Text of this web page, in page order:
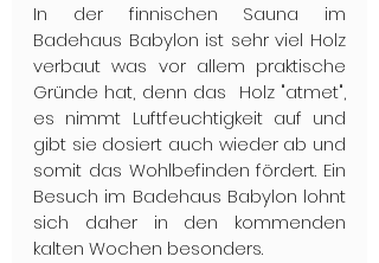
In der finnischen Sauna im
Badehaus Babylon ist sehr viel Holz
verbaut was vor allem praktische
Gründe hat, denn das  Holz "atmet",
es nimmt Luftfeuchtigkeit auf und
gibt sie dosiert auch wieder ab und
somit das Wohlbefinden fördert. Ein
Besuch im Badehaus Babylon lohnt
sich daher in den kommenden
kalten Wochen besonders.